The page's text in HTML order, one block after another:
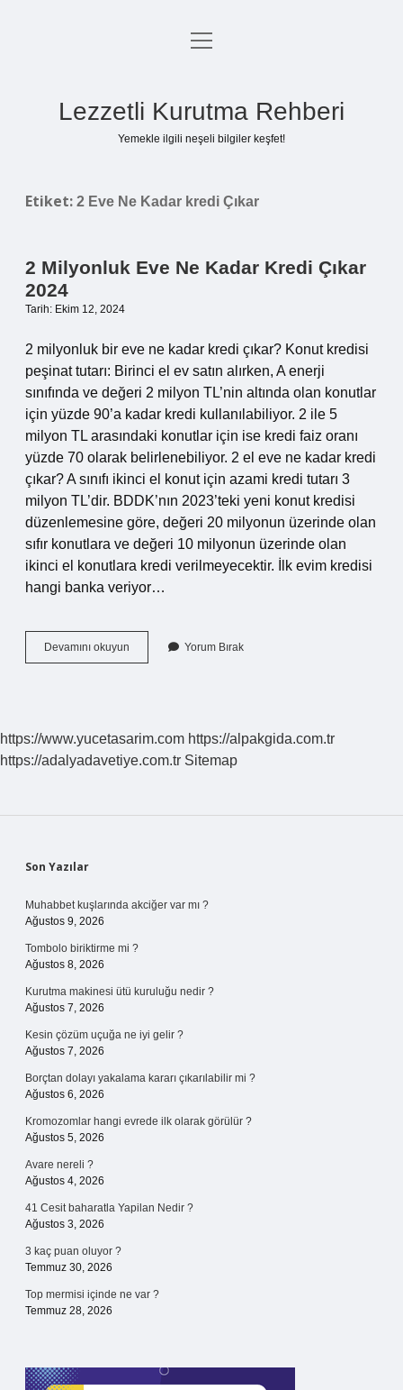
Anasayfa
menüyü
Lezzetli Kurutma Rehberi
Yemekle ilgili neşeli bilgiler keşfet!
Etiket: 2 Eve Ne Kadar kredi Çıkar
2 Milyonluk Eve Ne Kadar Kredi Çıkar
2024
Tarih: Ekim 12, 2024
2 milyonluk bir eve ne kadar kredi çıkar? Konut kredisi
peşinat tutarı: Birinci el ev satın alırken, A enerji
sınıfında ve değeri 2 milyon TL’nin altında olan konutlar
için yüzde 90’a kadar kredi kullanılabiliyor. 2 ile 5
milyon TL arasındaki konutlar için ise kredi faiz oranı
yüzde 70 olarak belirlenebiliyor. 2 el eve ne kadar kredi
çıkar? A sınıfı ikinci el konut için azami kredi tutarı 3
milyon TL’dir. BDDK’nın 2023’teki yeni konut kredisi
düzenlemesine göre, değeri 20 milyonun üzerinde olan
sıfır konutlara ve değeri 10 milyonun üzerinde olan
ikinci el konutlara kredi verilmeyecektir. İlk evim kredisi
hangi banka veriyor…
Devamını okuyun
Milyonluk
Çıkar
2024
Yorum Bırak
https://www.yucetasarim.com https://alpakgida.com.tr
https://adalyadavetiye.com.tr Sitemap
Sidebar
Son Yazılar
Muhabbet kuşlarında akciğer var mı ?
Ağustos 9, 2026
Tombolo biriktirme mi ?
Ağustos 8, 2026
Kurutma makinesi ütü kuruluğu nedir ?
Ağustos 7, 2026
Kesin çözüm uçuğa ne iyi gelir ?
Ağustos 7, 2026
Borçtan dolayı yakalama kararı çıkarılabilir mi ?
Ağustos 6, 2026
Kromozomlar hangi evrede ilk olarak görülür ?
Ağustos 5, 2026
Avare nereli ?
Ağustos 4, 2026
41 Cesit baharatla Yapilan Nedir ?
Ağustos 3, 2026
3 kaç puan oluyor ?
Temmuz 30, 2026
Top mermisi içinde ne var ?
Temmuz 28, 2026